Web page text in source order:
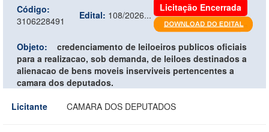
Código:
3106228491
Edital: 108/2026...
Licitação Encerrada
Objeto:
credenciamento de leiloeiros publicos oficiais
para a realizacao, sob demanda, de leiloes destinados a
alienacao de bens moveis inserviveis pertencentes a
camara dos deputados.
Licitante
CAMARA DOS DEPUTADOS